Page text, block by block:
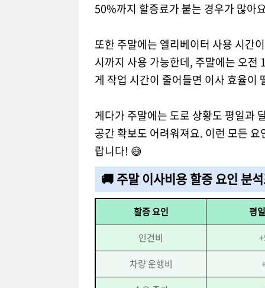
50%까지 할증료가 붙는 경우가 많아
또한 주말에는 엘리베이터 사용 시간
시까지 사용 가능한데, 주말에는 오
게 작업 시간이 줄어들면 이사 효율이
게다가 주말에는 도로 상황도 평일과
공간 확보도 어려워져요. 이런 모든
랍니다! 😅
🚚 주말 이사비용 할증 요인 분
할증 요인
평
인건비
차량 운행비